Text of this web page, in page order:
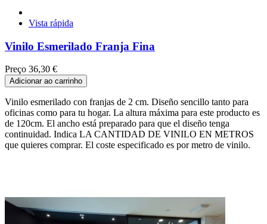
Vista rápida
Vinilo Esmerilado Franja Fina
Preço 36,30 €
Adicionar ao carrinho
Vinilo esmerilado con franjas de 2 cm. Diseño sencillo tanto para
oficinas como para tu hogar. La altura máxima para este producto es
de 120cm. El ancho está preparado para que el diseño tenga
continuidad. Indica LA CANTIDAD DE VINILO EN METROS
que quieres comprar. El coste especificado es por metro de vinilo.